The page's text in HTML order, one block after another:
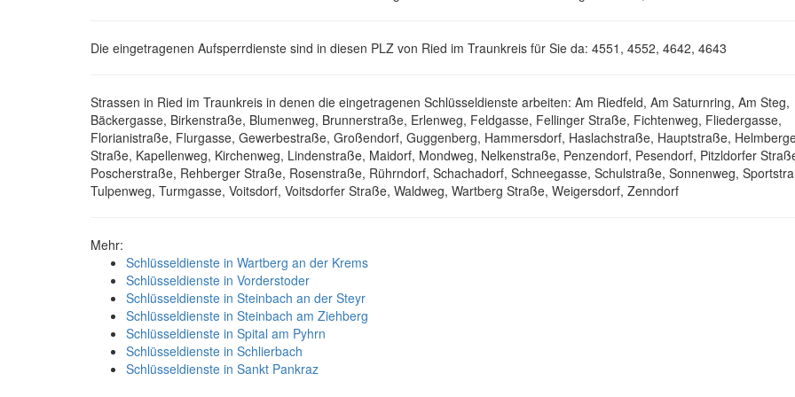
Die eingetragenen Aufsperrdienste sind in diesen PLZ von Ried im Traunkreis für Sie da: 4551, 4552, 4642, 4643
Strassen in Ried im Traunkreis in denen die eingetragenen Schlüsseldienste arbeiten: Am Riedfeld, Am Saturnring, Am Steg,
Bäckergasse, Birkenstraße, Blumenweg, Brunnerstraße, Erlenweg, Feldgasse, Fellinger Straße, Fichtenweg, Fliedergasse,
Florianistraße, Flurgasse, Gewerbestraße, Großendorf, Guggenberg, Hammersdorf, Haslachstraße, Hauptstraße,
Straße, Kapellenweg, Kirchenweg, Lindenstraße, Maidorf, Mondweg, Nelkenstraße, Penzendorf, Pesendorf, Pitzldorfer
Poscherstraße, Rehberger Straße, Rosenstraße, Rührndorf, Schachadorf, Schneegasse, Schulstraße, Sonnenweg,
Tulpenweg, Turmgasse, Voitsdorf, Voitsdorfer Straße, Waldweg, Wartberg Straße, Weigersdorf, Zenndorf
Mehr:
Schlüsseldienste in Wartberg an der Krems
Schlüsseldienste in Vorderstoder
Schlüsseldienste in Steinbach an der Steyr
Schlüsseldienste in Steinbach am Ziehberg
Schlüsseldienste in Spital am Pyhrn
Schlüsseldienste in Schlierbach
Schlüsseldienste in Sankt Pankraz